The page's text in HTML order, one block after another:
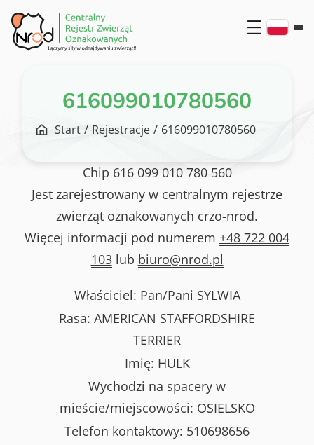
Przejdź
do
treści
616099010780560
Start / Rejestracje / 616099010780560
Chip 616 099 010 780 560
Jest zarejestrowany w centralnym rejestrze
zwierząt oznakowanych crzo-nrod.
Więcej informacji pod numerem +48 722 004
103lub biuro@nrod.pl
Właściciel: Pan/Pani SYLWIA
Rasa: AMERICAN STAFFORDSHIRE
TERRIER
Imię: HULK
Wychodzi na spacery w
mieście/miejscowości: OSIELSKO
Telefon kontaktowy: 510698656